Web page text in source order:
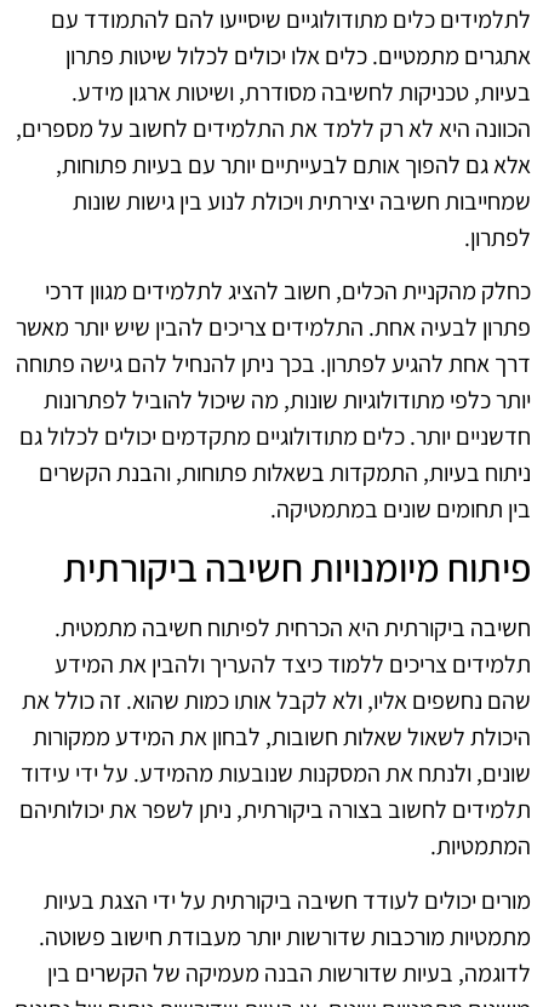
לתלמידים כלים מתודולוגיים שיסייעו להם להתמודד עם
אתגרים מתמטיים. כלים אלו יכולים לכלול שיטות פתרון
בעיות, טכניקות לחשיבה מסודרת, ושיטות ארגון מידע.
הכוונה היא לא רק ללמד את התלמידים לחשוב על מספרים,
אלא גם להפוך אותם לבעייתיים יותר עם בעיות פתוחות,
שמחייבות חשיבה יצירתית ויכולת לנוע בין גישות שונות
לפתרון.
כחלק מהקניית הכלים, חשוב להציג לתלמידים מגוון דרכי
פתרון לבעיה אחת. התלמידים צריכים להבין שיש יותר מאשר
דרך אחת להגיע לפתרון. בכך ניתן להנחיל להם גישה פתוחה
יותר כלפי מתודולוגיות שונות, מה שיכול להוביל לפתרונות
חדשניים יותר. כלים מתודולוגיים מתקדמים יכולים לכלול גם
ניתוח בעיות, התמקדות בשאלות פתוחות, והבנת הקשרים
בין תחומים שונים במתמטיקה.
פיתוח מיומנויות חשיבה ביקורתית
חשיבה ביקורתית היא הכרחית לפיתוח חשיבה מתמטית.
תלמידים צריכים ללמוד כיצד להעריך ולהבין את המידע
שהם נחשפים אליו, ולא לקבל אותו כמות שהוא. זה כולל את
היכולת לשאול שאלות חשובות, לבחון את המידע ממקורות
שונים, ולנתח את המסקנות שנובעות מהמידע. על ידי עידוד
תלמידים לחשוב בצורה ביקורתית, ניתן לשפר את יכולותיהם
המתמטיות.
מורים יכולים לעודד חשיבה ביקורתית על ידי הצגת בעיות
מתמטיות מורכבות שדורשות יותר מעבודת חישוב פשוטה.
לדוגמה, בעיות שדורשות הבנה מעמיקה של הקשרים בין